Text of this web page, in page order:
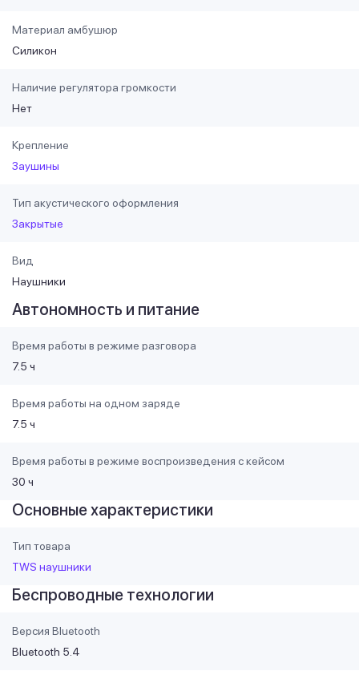
Материал амбушюр
Силикон
Наличие регулятора громкости
Нет
Крепление
Заушины
Тип акустического оформления
Закрытые
Вид
Наушники
Автономность и питание
Время работы в режиме разговора
7.5 ч
Время работы на одном заряде
7.5 ч
Время работы в режиме воспроизведения с кейсом
30 ч
Основные характеристики
Тип товара
TWS наушники
Беспроводные технологии
Версия Bluetooth
Bluetooth 5.4